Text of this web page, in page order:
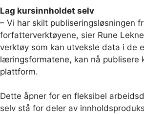
Lag kursinnholdet selv
– Vi har skilt publiseringsløsningen
forfatterverktøyene, sier Rune
verktøy som kan utveksle data i de
læringsformatene, kan nå publisere
plattform.
Dette åpner for en fleksibel
selv stå for deler av